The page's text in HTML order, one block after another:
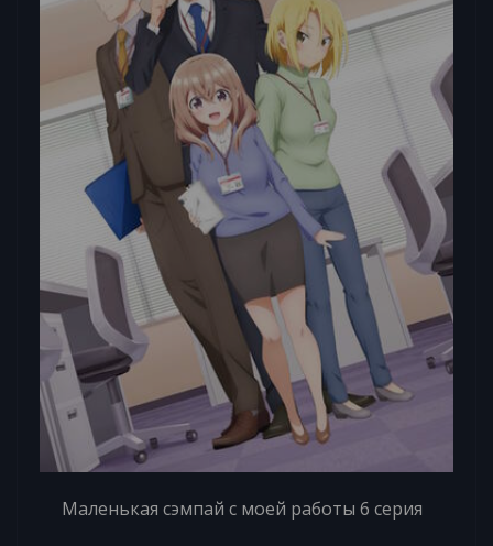
Маленькая сэмпай с моей работы 6 серия